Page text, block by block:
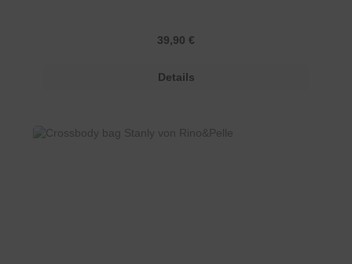
Regulärer Preis:
39,90 €
Details